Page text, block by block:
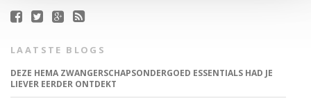
LAATSTE BLOGS
DEZE HEMA ZWANGERSCHAPSONDERGOED ESSENTIALS HAD JE
LIEVER EERDER ONTDEKT